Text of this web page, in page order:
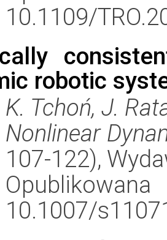
10.1109/
robotic
K. Tchoń, J.
Nonlinear
107-122),
Opublikowana
10.1007/